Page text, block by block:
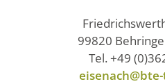
99820
Tel. +49